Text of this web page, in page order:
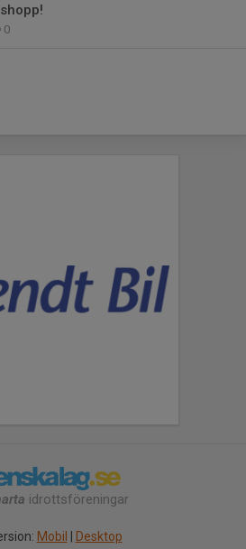
0
idrottsföreningar
Mobil | Desktop